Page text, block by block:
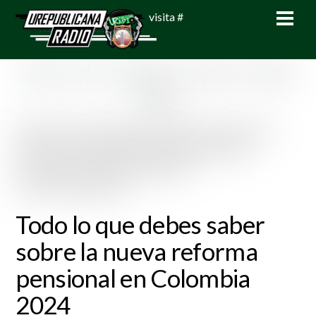
visita #
Todo lo que debes saber
sobre la nueva reforma
pensional en Colombia
2024